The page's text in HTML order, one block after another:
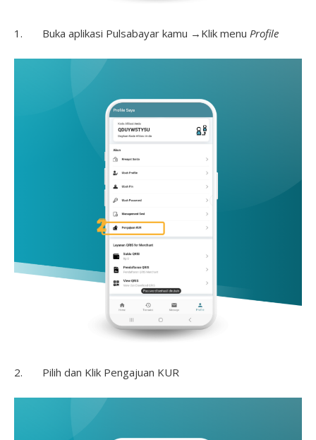
1. Buka aplikasi Pulsabayar kamu →Klik menu Profile
2. Pilih dan Klik Pengajuan KUR